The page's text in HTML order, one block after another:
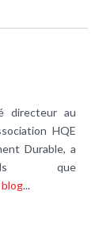
directeur au
HQE
Durable, a
que
...